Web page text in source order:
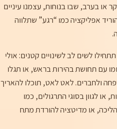
5 דקות בבוקר או בערב, שבו בנוחות, עצמנו עיניים
אפליקציה כמו “רגע” שתלווה
לשים לב לשינויים קטנים: אולי
עם תחושת בהירות בראש, או תגלו
ולחברים. לאט לאט, תוכלו להאריך
המדיטציה ל-10 דקות, או לגוון בסוגי התרגולים, כמו
או מדיטציה להורדת מתח